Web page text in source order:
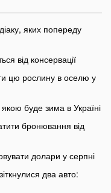
яких попереду
від консервації
цю рослину в оселю у
буде зима в Україні
бронювання від
долари у серпні
два авто: